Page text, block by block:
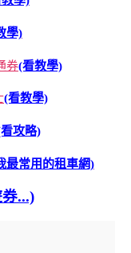
學)
券(看教學)
(看教學)
攻略)
最常用的租車網)
...)